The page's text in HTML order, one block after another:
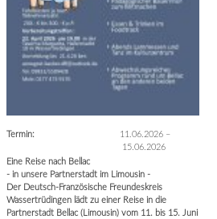
Termin: 11.06.2026 –
15.06.2026
Eine Reise nach Bellac
- in unsere Partnerstadt im Limousin -
Der Deutsch-Französische Freundeskreis
Wassertrüdingen lädt zu einer Reise in die
Partnerstadt Bellac (Limousin) vom 11. bis 15. Juni